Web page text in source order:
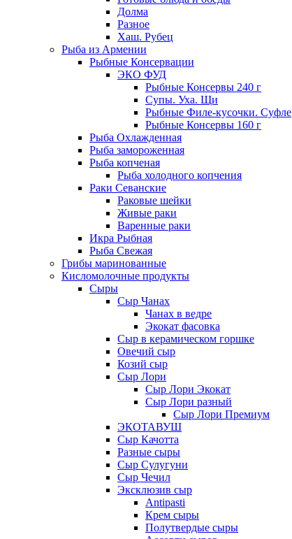
Долма
Разное
Хаш. Рубец
Рыба из Армении
Рыбные Консервации
ЭКО ФУД
Рыбные Консервы 240 г
Супы. Уха. Щи
Рыбные Филе-кусочки. Суфле
Рыбные Консервы 160 г
Рыба Охлажденная
Рыба замороженная
Рыба копченая
Рыба холодного копчения
Раки Севанские
Раковые шейки
Живые раки
Варенные раки
Икра Рыбная
Рыба Свежая
Грибы маринованные
Кисломолочные продукты
Сыры
Сыр Чанах
Чанах в ведре
Экокат фасовка
Сыр в керамическом горшке
Овечий сыр
Козий сыр
Сыр Лори
Сыр Лори Экокат
Сыр Лори разный
Сыр Лори Премиум
ЭКОТАВУШ
Сыр Качотта
Разные сыры
Сыр Сулугуни
Сыр Чечил
Эксклюзив сыр
Antipasti
Крем сыры
Полутвердые сыры